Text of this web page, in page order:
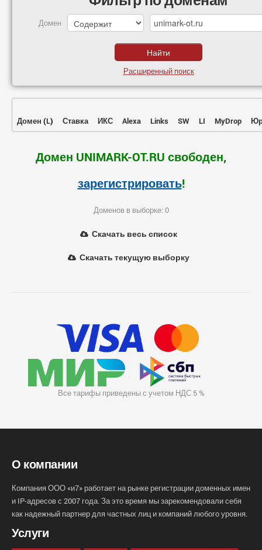
Домен
Расширенный поиск
Домен (L) Ставка ИКС Alexa Links SW LI MyDrop
Домен UNIMARK-OT.RU свободен,
зарегистрировать!
Доменов в выборке: 0
Скачать весь список
Скачать текущую выборку
Все тарифы приведены с учетом НДС 5 %
О компании
Компания ООО «и7» работает на рынке регистрации доменных имен
и IP-адресов с 2007 года. За это время мы зарекомендовали себя
как надежный партнер для частных лиц и компаний любого уровня.
Услуги